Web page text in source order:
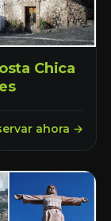
Chica
ahora →